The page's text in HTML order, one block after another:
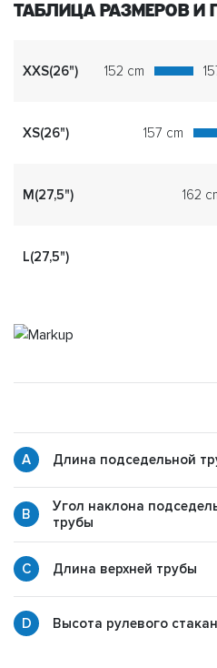
ТАБЛИЦА РАЗМЕРОВ И
XXS(26") 152 cm
XS(26") 157 cm
M(27,5") 162
L(27,5")
Длина подседельной
Угол наклона
трубы
Длина верхней трубы
Высота рулевого